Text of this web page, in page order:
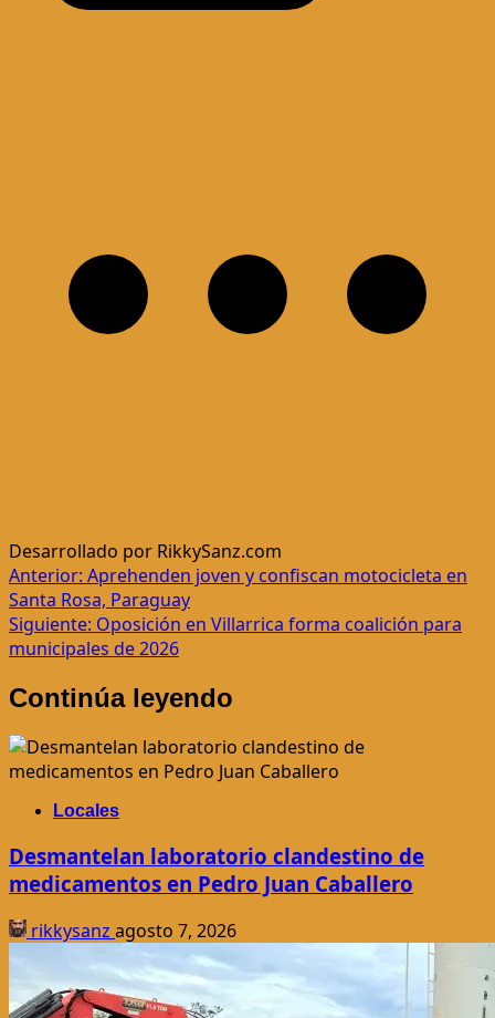
Desarrollado por RikkySanz.com
Navegación
de
entradas
Anterior: Aprehenden joven y confiscan motocicleta en
Santa Rosa, Paraguay
Siguiente: Oposición en Villarrica forma coalición para
municipales de 2026
Continúa leyendo
Locales
Desmantelan laboratorio clandestino de
medicamentos en Pedro Juan Caballero
rikkysanz agosto 7, 2026